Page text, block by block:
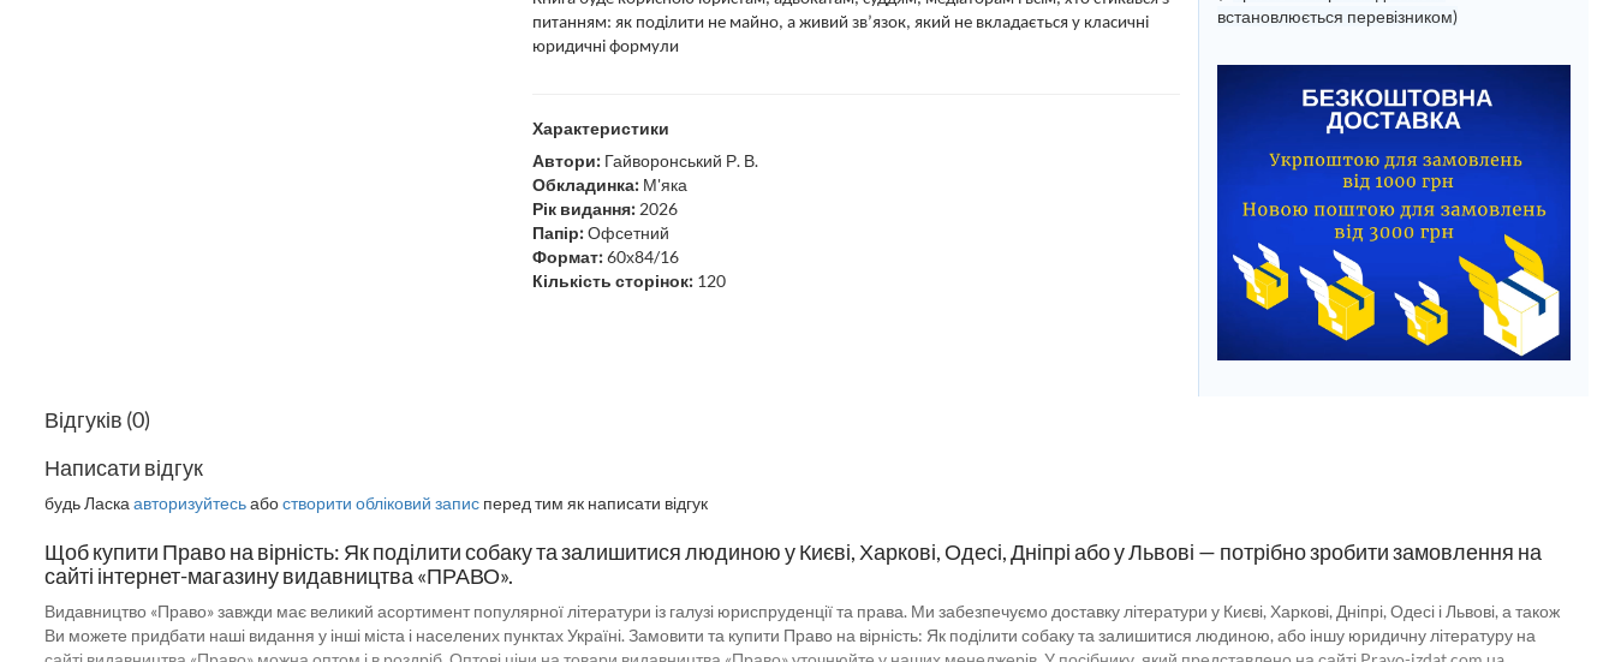
питанням: як поділити не майно, а живий зв’язок, який не вкладається у класичні
юридичні формули
Характеристики
Автори: Гайворонський Р. В.
Обкладинка: М'яка
Рік видання: 2026
Папір:Офсетний
Формат:60х84/16
Кількість сторінок: 120
встановлюється перевізником)
Відгуків (0)
Написати відгук
будь Ласка авторизуйтесьабостворити обліковий запис перед тим як написати відгук
Щоб купити Право на вірність: Як поділити собаку та залишитися людиною у Києві, Харкові, Одесі, Дніпрі або у Львові — потрібно зробити замовлення на
сайті інтернет-магазину видавництва «ПРАВО».
Видавництво «Право» завжди має великий асортимент популярної літератури із галузі юриспруденції та права. Ми забезпечуємо доставку літератури у Києві, Харкові, Дніпрі, Одесі і Львові, а також
Ви можете придбати наші видання у інші міста і населених пунктах Україні. Замовити та купити Право на вірність: Як поділити собаку та залишитися людиною, або іншу юридичну літературу на